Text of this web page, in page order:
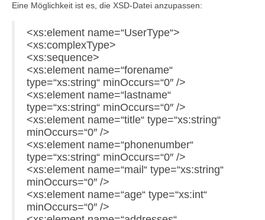
Eine Möglichkeit ist es, die XSD-Datei anzupassen:
<xs:element name=“UserType“>
<xs:complexType>
<xs:sequence>
<xs:element name=“forename“
type=“xs:string“ minOccurs=“0″ />
<xs:element name=“lastname“
type=“xs:string“ minOccurs=“0″ />
<xs:element name=“title“ type=“xs:string“
minOccurs=“0″ />
<xs:element name=“phonenumber“
type=“xs:string“ minOccurs=“0″ />
<xs:element name=“mail“ type=“xs:string“
minOccurs=“0″ />
<xs:element name=“age“ type=“xs:int“
minOccurs=“0″ />